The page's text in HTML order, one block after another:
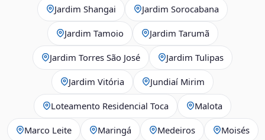
Jardim Shangai Jardim Sorocabana
Jardim Tamoio Jardim Tarumã
Jardim Torres São José Jardim Tulipas
Jardim Vitória Jundiaí Mirim
Loteamento Residencial Toca Malota
Marco Leite Maringá Medeiros Moisés